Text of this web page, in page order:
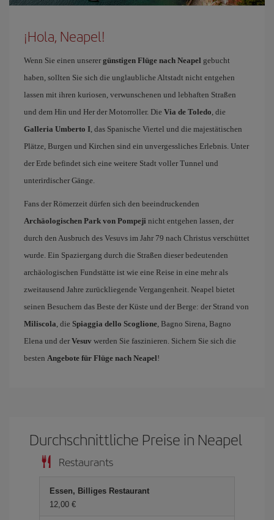
¡Hola, Neapel!
Wenn Sie einen unserer günstigen Flüge nach Neapel gebucht
haben, sollten Sie sich die unglaubliche Altstadt nicht entgehen
lassen mit ihren kuriosen, verwunschenen und lebhaften Straßen
und dem Hin und Her der Motorroller. Die Via de Toledo, die
Galleria Umberto I, das Spanische Viertel und die majestätischen
Plätze, Burgen und Kirchen sind ein unvergessliches Erlebnis. Unter
der Erde befindet sich eine weitere Stadt voller Tunnel und
unterirdischer Gänge.
Fans der Römerzeit dürfen sich den beeindruckenden
Archäologischen Park von Pompeji nicht entgehen lassen, der
durch den Ausbruch des Vesuvs im Jahr 79 nach Christus verschüttet
wurde. Ein Spaziergang durch die Straßen dieser bedeutenden
archäologischen Fundstätte ist wie eine Reise in eine mehr als
zweitausend Jahre zurückliegende Vergangenheit. Neapel bietet
seinen Besuchern das Beste der Küste und der Berge: der Strand von
Miliscola, die Spiaggia dello Scoglione, Bagno Sirena, Bagno
Elena und der Vesuv werden Sie faszinieren. Sichern Sie sich die
besten Angebote für Flüge nach Neapel!
Durchschnittliche Preise in Neapel
Restaurants
Essen, Billiges Restaurant
12,00 €